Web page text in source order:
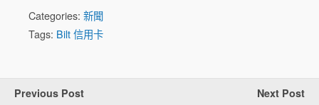
Categories: 新聞
Tags: Bilt 信用卡
Previous Post Next Post